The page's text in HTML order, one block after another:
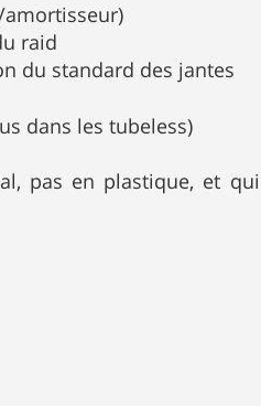
raid
du standard des jantes
dans les tubeless)
pas en plastique, et qui